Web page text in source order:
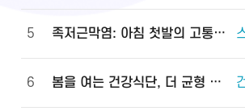
5 족저근막염: 아침 첫발의 고통, 원인과 대처법
6 봄을 여는 건강식단, 더 균형 있게!